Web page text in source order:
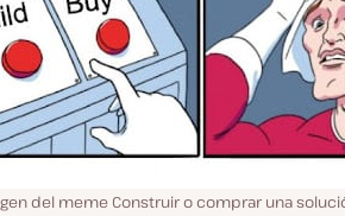
del meme Construir o comprar una